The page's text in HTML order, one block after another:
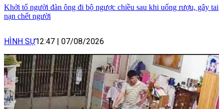
Khởi tố người đàn ông đi bộ ngược chiều sau khi uống rượu, gây tai
nạn chết người
HÌNH SỰ12:47 | 07/08/2026